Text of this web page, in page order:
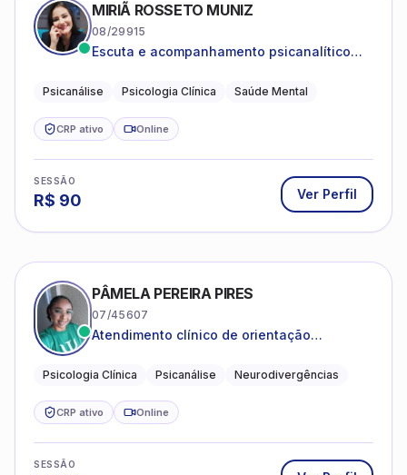
MIRIÃ ROSSETO MUNIZ
08/29915
Escuta e acompanhamento psicanalítico
Psicanálise Psicologia Clínica Saúde Mental
CRP ativo Online
SESSÃO
R$ 90 Ver Perfil
PÂMELA PEREIRA PIRES
07/45607
Atendimento clínico de orientação
crianças neurotípicas
Psicologia Clínica Psicanálise Neurodivergências
CRP ativo Online
SESSÃO